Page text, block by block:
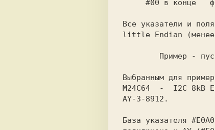
Все указатели и
little Endian (менее
Пример
Выбранным для
M24C64  -  I2C 8kB
AY-3-8912.
База указателя